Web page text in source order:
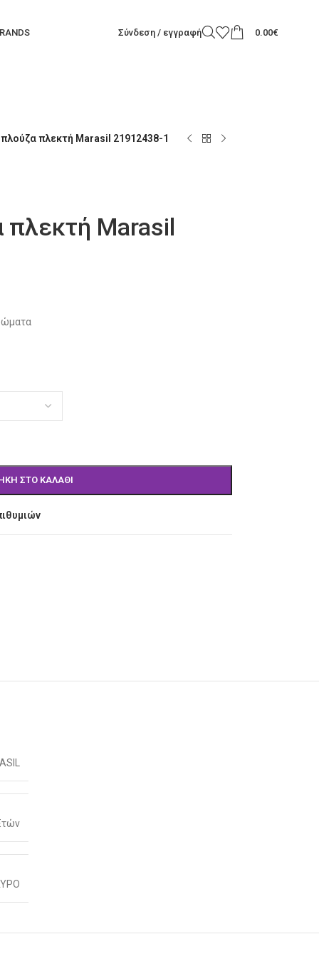
Σύνδεση / εγγραφή 0.00€
πλεκτή Marasil 21912438-1
πλεκτή Marasil
ΣΤΟ ΚΑΛΆΘΙ